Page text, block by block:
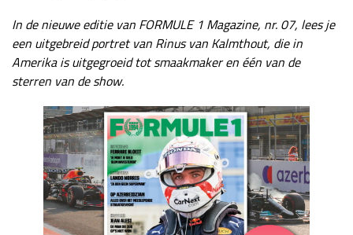
In de nieuwe editie van FORMULE 1 Magazine, nr. 07, lees je
een uitgebreid portret van Rinus van Kalmthout, die in
Amerika is uitgegroeid tot smaakmaker en één van de
sterren van de show.